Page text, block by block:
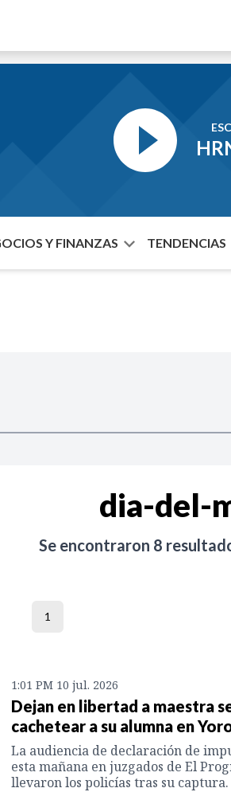
Y FINANZAS TENDENCIAS
dia-del-
Se encontraron 8
1
1:01 PM 10 jul. 2026
Dejan en libertad a maestra
cachetear a su alumna en
La audiencia de declaración de
esta mañana en juzgados de El
llevaron los policías tras su captura.